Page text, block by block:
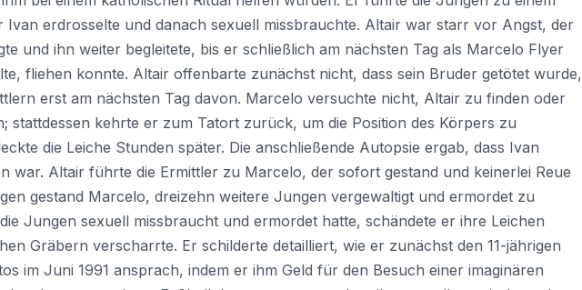
Ivan erdrosselte und danach sexuell missbrauchte. Altair war starr vor Angst, der
und ihn weiter begleitete, bis er schließlich am nächsten Tag als Marcelo Flyer
fliehen konnte. Altair offenbarte zunächst nicht, dass sein Bruder getötet wurde,
erst am nächsten Tag davon. Marcelo versuchte nicht, Altair zu finden oder
stattdessen kehrte er zum Tatort zurück, um die Position des Körpers zu
die Leiche Stunden später. Die anschließende Autopsie ergab, dass Ivan
war. Altair führte die Ermittler zu Marcelo, der sofort gestand und keinerlei Reue
gestand Marcelo, dreizehn weitere Jungen vergewaltigt und ermordet zu
Jungen sexuell missbraucht und ermordet hatte, schändete er ihre Leichen
Gräbern verscharrte. Er schilderte detailliert, wie er zunächst den 11-jährigen
im Juni 1991 ansprach, indem er ihm Geld für den Besuch einer imaginären